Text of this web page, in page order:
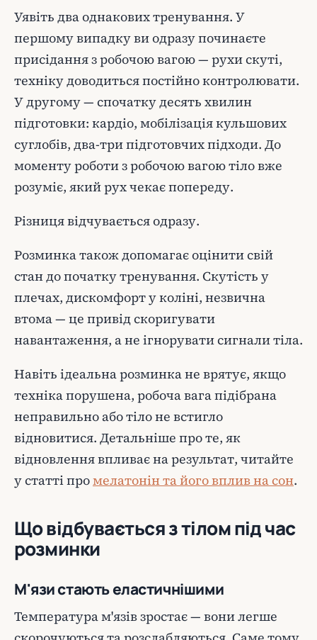
Уявіть два однакових тренування. У
першому випадку ви одразу починаєте
присідання з робочою вагою — рухи скуті,
техніку доводиться постійно контролювати.
У другому — спочатку десять хвилин
підготовки: кардіо, мобілізація кульшових
суглобів, два-три підготовчих підходи. До
моменту роботи з робочою вагою тіло вже
розуміє, який рух чекає попереду.
Різниця відчувається одразу.
Розминка також допомагає оцінити свій
стан до початку тренування. Скутість у
плечах, дискомфорт у коліні, незвична
втома — це привід скоригувати
навантаження, а не ігнорувати сигнали тіла.
Навіть ідеальна розминка не врятує, якщо
техніка порушена, робоча вага підібрана
неправильно або тіло не встигло
відновитися. Детальніше про те, як
відновлення впливає на результат, читайте
у статті промелатонін та його вплив на сон.
Що відбувається з тілом під час
розминки
М'язи стають еластичнішими
Температура м'язів зростає — вони легше